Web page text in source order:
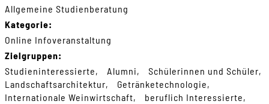
Allgemeine Studienberatung
Kategorie:
Online Infoveranstaltung
Zielgruppen:
Studieninteressierte
Alumni
Schülerinnen und Schüler
Landschaftsarchitektur
Getränketechnologie
Internationale Weinwirtschaft
beruflich Interessierte